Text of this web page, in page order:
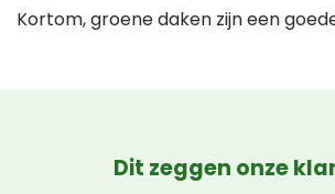
Kortom, groene daken zijn een
Dit zeggen onze